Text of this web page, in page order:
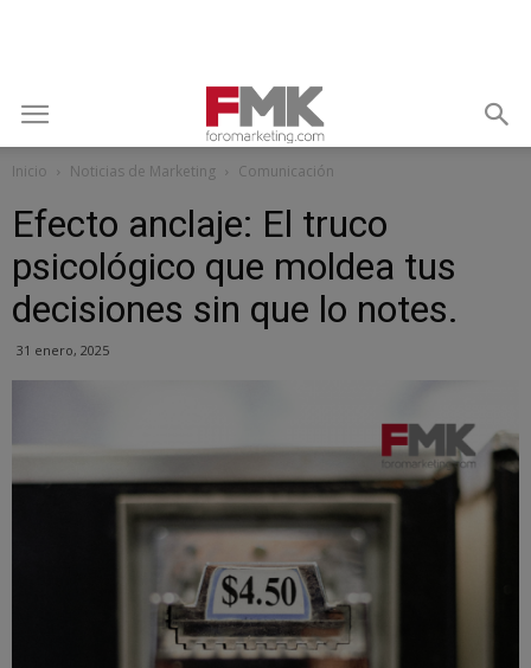
Inicio Noticias de Marketing Comunicación
Efecto anclaje: El truco
psicológico que moldea tus
decisiones sin que lo notes.
31 enero, 2025